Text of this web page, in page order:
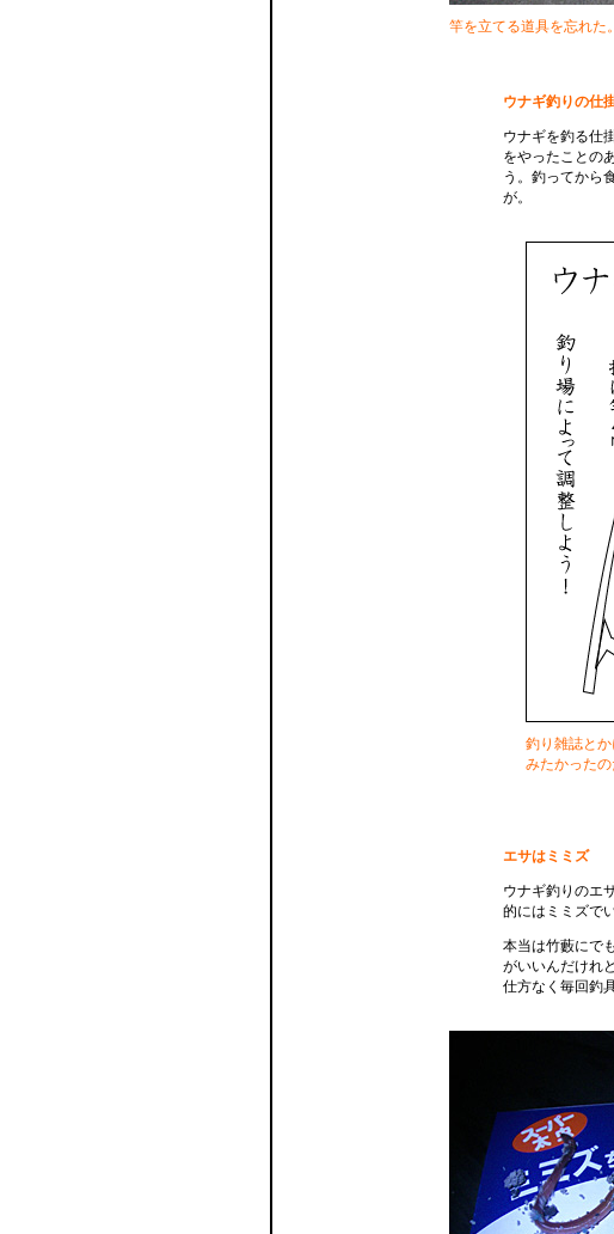
竿を立てる道具を忘れた。
ウナギ釣りの仕
ウナギを釣る仕
をやったことの
う。釣ってから
が。
釣り雑誌と
みたかったの
エサはミミズ
ウナギ釣りのエ
的にはミミズで
本当は竹藪にで
がいいんだけれ
仕方なく毎回釣